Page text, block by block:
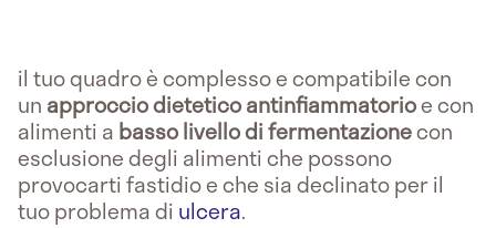
il tuo quadro è complesso e compatibile con
un approccio dietetico antinfiammatorioe con
alimenti a basso livello di fermentazionecon
esclusione degli alimenti che possono
provocarti fastidio e che sia declinato per il
tuo problema di ulcera.